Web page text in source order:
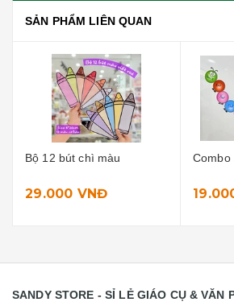
SẢN PHẨM LIÊN QUAN
Bộ 12 bút chì màu
29.000 VNĐ
Combo
SANDY STORE - SỈ LẺ GIÁO CỤ & VĂN